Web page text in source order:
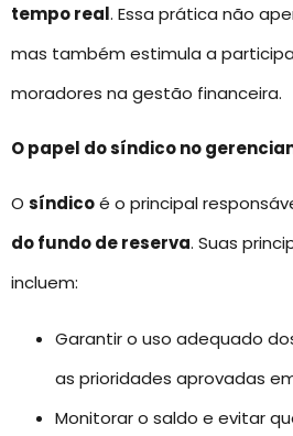
tempo real. Essa prática não
mas também estimula a
moradores na gestão financeira.
O papel do síndico no
O síndicoé o principal
do fundo de reserva. Suas
incluem:
Garantir o uso adequado
as prioridades aprovadas
Monitorar o saldo e evitar